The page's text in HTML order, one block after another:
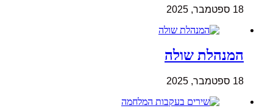
18 ספטמבר, 2025
המנהלת שולה
18 ספטמבר, 2025